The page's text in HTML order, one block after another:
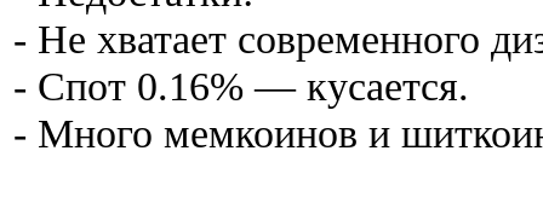
- Не хватает современного
- Спот 0.16% — кусается.
- Много мемкоинов и